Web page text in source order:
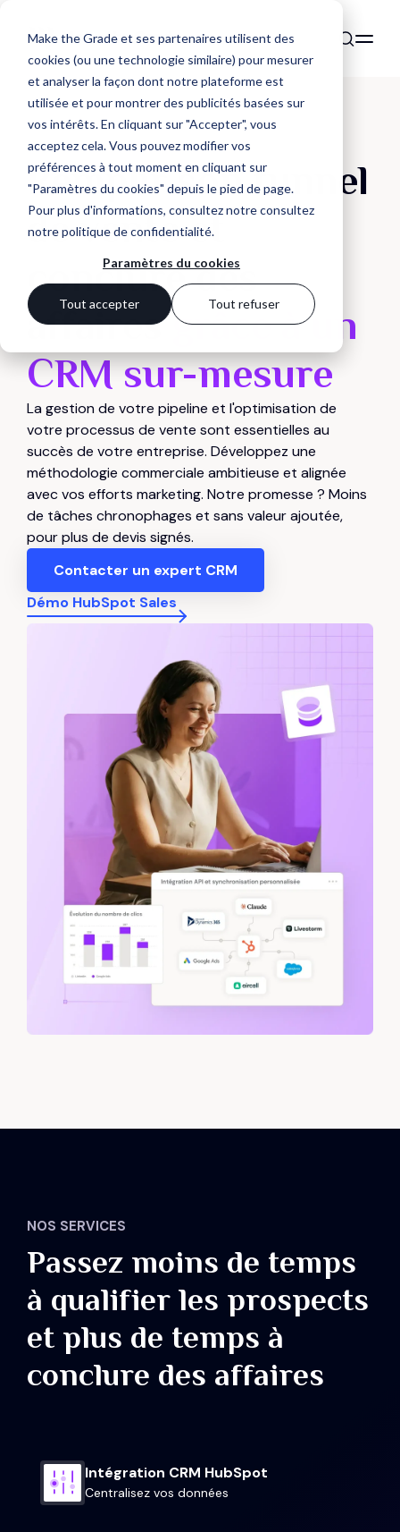
Make the Grade et ses partenaires utilisent des
cookies (ou une technologie similaire) pour mesurer
et analyser la façon dont notre plateforme est
utilisée et pour montrer des publicités basées sur
vos intérêts. En cliquant sur "Accepter", vous
acceptez cela. Vous pouvez modifier vos
préférences à tout moment en cliquant sur
"Paramètres du cookies" depuis le pied de page.
Pour plus d'informations, consultez notreconsultez
notre politique de confidentialité.
Paramètres du cookies
Tout accepter Tout refuser
Remplir son tunnel
de vente et
conclure des
affairesgrâce à un
CRM sur-mesure
La gestion de votre pipeline et l'optimisation de
votre processus de vente sont essentielles au
succès de votre entreprise. Développez une
méthodologie commerciale ambitieuse et alignée
avec vos efforts marketing. Notre promesse ? Moins
de tâches chronophages et sans valeur ajoutée,
pour plus de devis signés.
Contacter un expert CRM
Démo HubSpot Sales
NOS SERVICES
Passez moins de temps
à qualifier les prospects
et plus de temps à
conclure des affaires
Intégration CRM HubSpot
Centralisez vos données